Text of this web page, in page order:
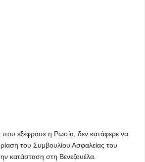
που εξέφρασε η Ρωσία, δεν κατάφερε να
του Συμβουλίου Ασφαλείας του
κατάσταση στη Βενεζουέλα.